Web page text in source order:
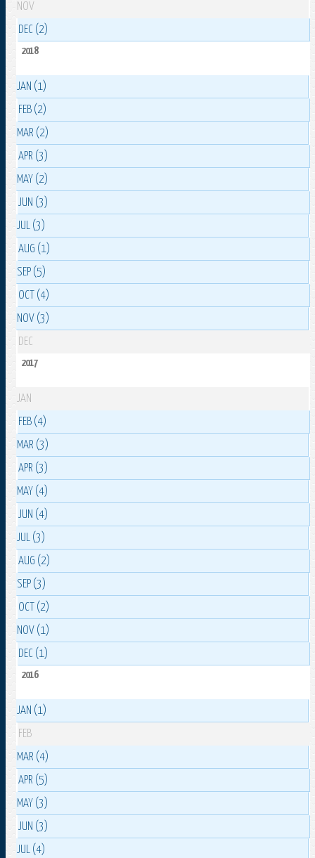
NOV
DEC (2)
2018
JAN (1)
FEB (2)
MAR (2)
APR (3)
MAY (2)
JUN (3)
JUL (3)
AUG (1)
SEP (5)
OCT (4)
NOV (3)
DEC
2017
JAN
FEB (4)
MAR (3)
APR (3)
MAY (4)
JUN (4)
JUL (3)
AUG (2)
SEP (3)
OCT (2)
NOV (1)
DEC (1)
2016
JAN (1)
FEB
MAR (4)
APR (5)
MAY (3)
JUN (3)
JUL (4)